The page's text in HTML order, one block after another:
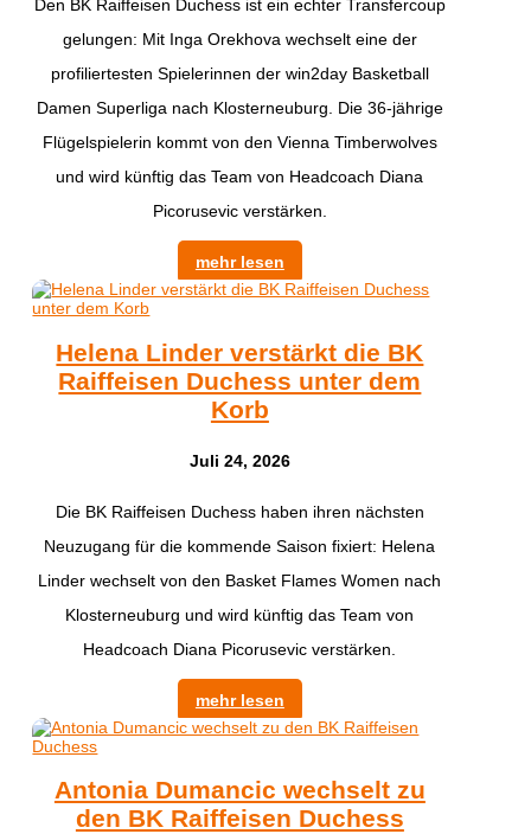
Den BK Raiffeisen Duchess ist ein echter Transfercoup
gelungen: Mit Inga Orekhova wechselt eine der
profiliertesten Spielerinnen der win2day Basketball
Damen Superliga nach Klosterneuburg. Die 36-jährige
Flügelspielerin kommt von den Vienna Timberwolves
und wird künftig das Team von Headcoach Diana
Picorusevic verstärken.
mehr lesen
Helena Linder verstärkt die BK
Raiffeisen Duchess unter dem
Korb
Juli 24, 2026
Die BK Raiffeisen Duchess haben ihren nächsten
Neuzugang für die kommende Saison fixiert: Helena
Linder wechselt von den Basket Flames Women nach
Klosterneuburg und wird künftig das Team von
Headcoach Diana Picorusevic verstärken.
mehr lesen
Antonia Dumancic wechselt zu
den BK Raiffeisen Duchess